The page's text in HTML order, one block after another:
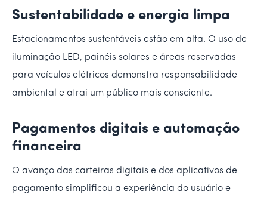
Sustentabilidade e energia limpa
Estacionamentos sustentáveis estão em alta. O uso de
iluminação LED, painéis solares e áreas reservadas
para veículos elétricos demonstra responsabilidade
ambiental e atrai um público mais consciente.
Pagamentos digitais e automação
financeira
O avanço das carteiras digitais e dos aplicativos de
pagamento simplificou a experiência do usuário e